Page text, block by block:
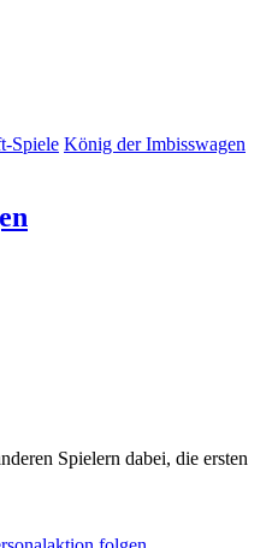
Spiele König der Imbisswagen
Spielern dabei, die ersten